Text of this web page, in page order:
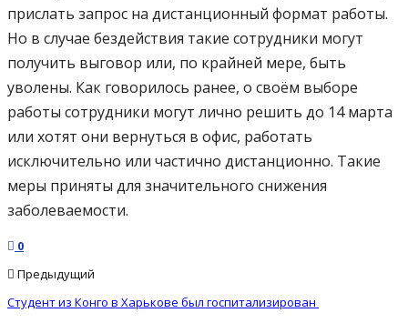
прислать запрос на дистанционный формат работы.
Но в случае бездействия такие сотрудники могут
получить выговор или, по крайней мере, быть
уволены. Как говорилось ранее, о своём выборе
работы сотрудники могут лично решить до 14 марта
или хотят они вернуться в офис, работать
исключительно или частично дистанционно. Такие
меры приняты для значительного снижения
заболеваемости.
0
Предыдущий
Студент из Конго в Харькове был госпитализирован